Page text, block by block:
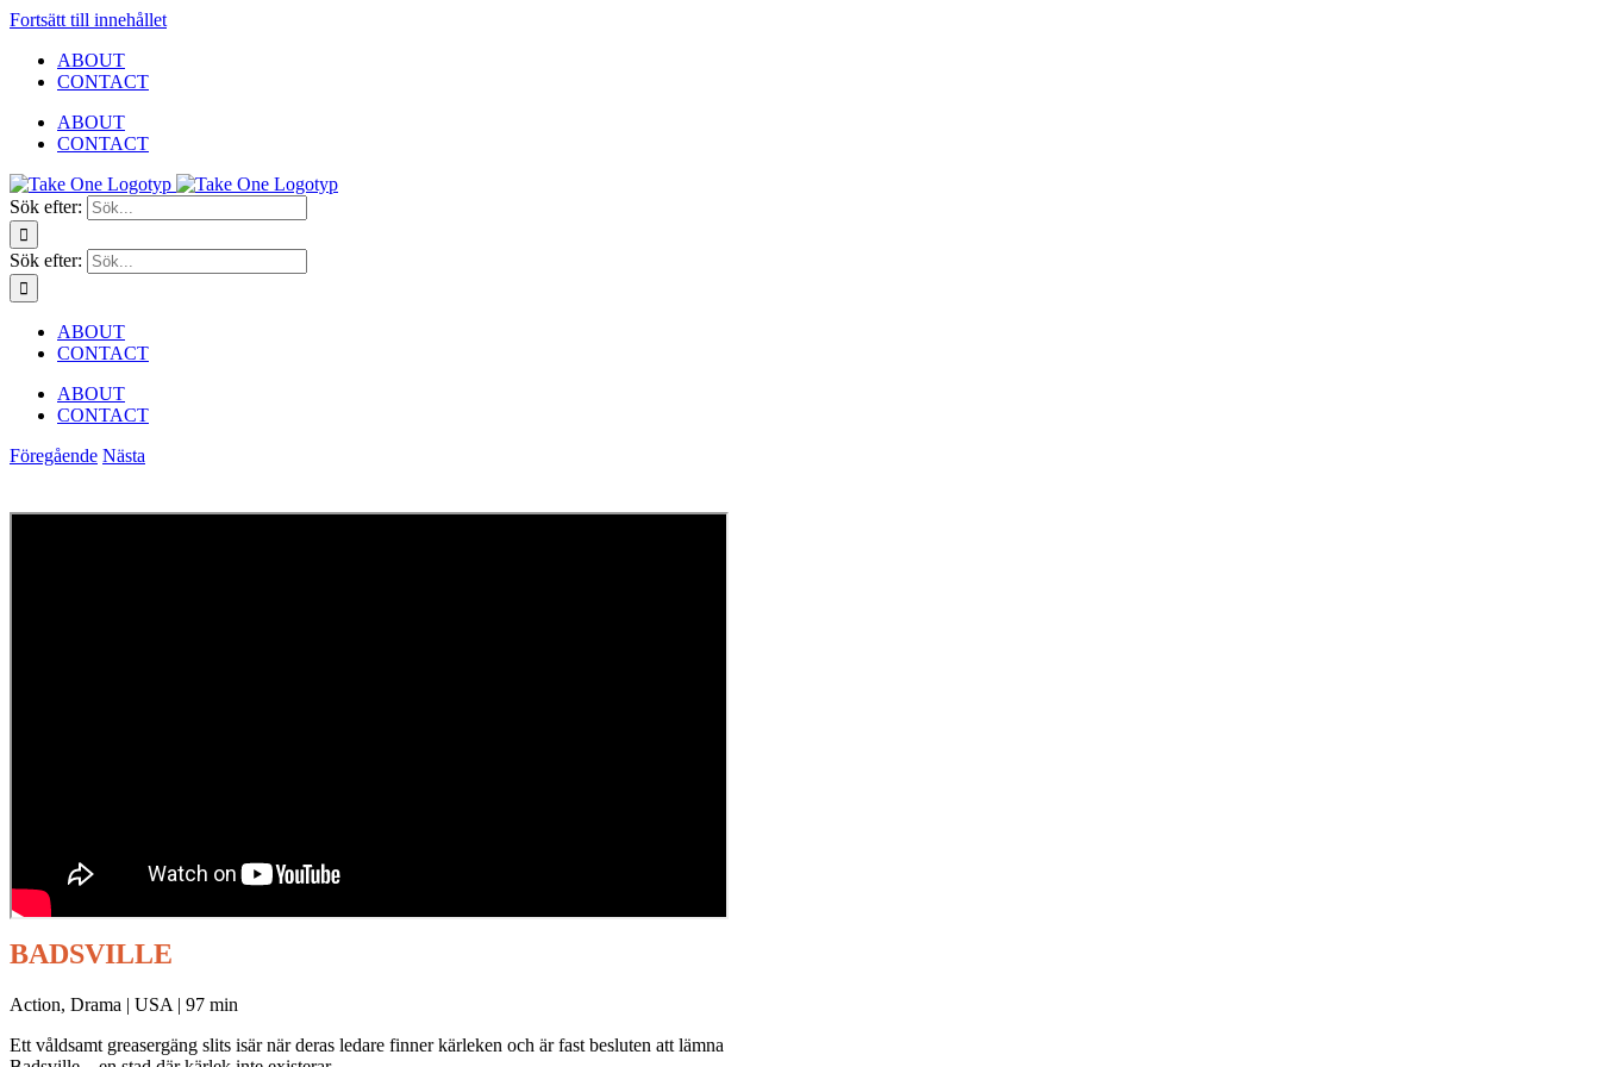
Fortsätt till innehållet
ABOUT
CONTACT
ABOUT
CONTACT
Sök efter:
Sök efter:
ABOUT
CONTACT
ABOUT
CONTACT
Föregående Nästa
BADSVILLE
Action, Drama | USA | 97 min
Ett våldsamt greasergäng slits isär när deras ledare finner kärleken och är fast besluten att lämna